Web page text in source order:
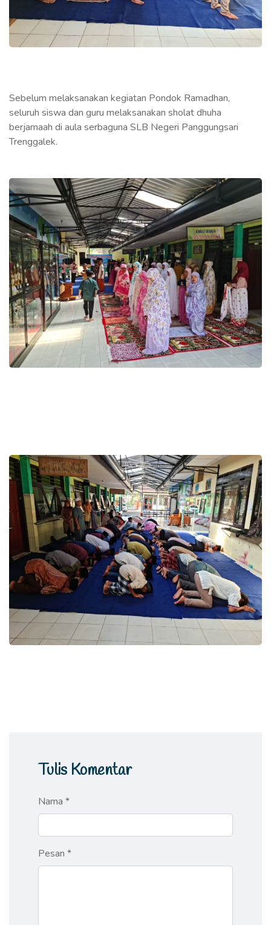
Sebelum melaksanakan kegiatan Pondok Ramadhan,
seluruh siswa dan guru melaksanakan sholat dhuha
berjamaah di aula serbaguna SLB Negeri Panggungsari
Trenggalek.
Tulis Komentar
Nama *
Pesan *